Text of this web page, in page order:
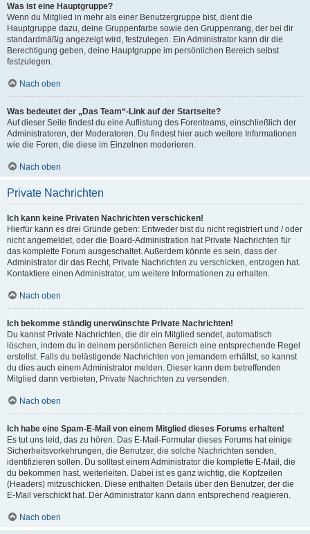
Was ist eine Hauptgruppe?
Wenn du Mitglied in mehr als einer Benutzergruppe bist, dient die
Hauptgruppe dazu, deine Gruppenfarbe sowie den Gruppenrang, der bei dir
standardmäßig angezeigt wird, festzulegen. Ein Administrator kann dir die
Berechtigung geben, deine Hauptgruppe im persönlichen Bereich selbst
festzulegen.
Nach oben
Was bedeutet der „Das Team“-Link auf der Startseite?
Auf dieser Seite findest du eine Auflistung des Forenteams, einschließlich der
Administratoren, der Moderatoren. Du findest hier auch weitere Informationen
wie die Foren, die diese im Einzelnen moderieren.
Nach oben
Private Nachrichten
Ich kann keine Privaten Nachrichten verschicken!
Hierfür kann es drei Gründe geben: Entweder bist du nicht registriert und / oder
nicht angemeldet, oder die Board-Administration hat Private Nachrichten für
das komplette Forum ausgeschaltet. Außerdem könnte es sein, dass der
Administrator dir das Recht, Private Nachrichten zu verschicken, entzogen hat.
Kontaktiere einen Administrator, um weitere Informationen zu erhalten.
Nach oben
Ich bekomme ständig unerwünschte Private Nachrichten!
Du kannst Private Nachrichten, die dir ein Mitglied sendet, automatisch
löschen, indem du in deinem persönlichen Bereich eine entsprechende Regel
erstellst. Falls du belästigende Nachrichten von jemandem erhältst, so kannst
du dies auch einem Administrator melden. Dieser kann dem betreffenden
Mitglied dann verbieten, Private Nachrichten zu versenden.
Nach oben
Ich habe eine Spam-E-Mail von einem Mitglied dieses Forums erhalten!
Es tut uns leid, das zu hören. Das E-Mail-Formular dieses Forums hat einige
Sicherheitsvorkehrungen, die Benutzer, die solche Nachrichten senden,
identifizieren sollen. Du solltest einem Administrator die komplette E-Mail, die
du bekommen hast, weiterleiten. Dabei ist es ganz wichtig, die Kopfzeilen
(Headers) mitzuschicken. Diese enthalten Details über den Benutzer, der die
E-Mail verschickt hat. Der Administrator kann dann entsprechend reagieren.
Nach oben